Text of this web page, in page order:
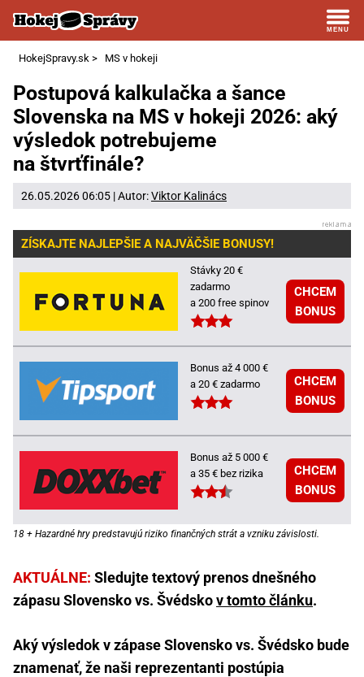
HokejSpravy.sk > MS v hokeji
Postupová kalkulačka a šance
Slovenska na MS v hokeji 2026: aký
výsledok potrebujeme
na štvrťfinále?
26.05.2026 06:05 | Autor:Viktor Kalinács
ZÍSKAJTE NAJLEPŠIE A NAJVÄČŠIE BONUSY!
Stávky 20 €
zadarmo
a 200 free spinov
CHCEM
BONUS
Bonus až 4 000 €
a 20 € zadarmo
CHCEM
BONUS
Bonus až 5 000 €
a 35 € bez rizika
CHCEM
BONUS
18 + Hazardné hry predstavujú riziko finančných strát a vzniku závislosti.
AKTUÁLNE: Sledujte textový prenos dnešného
zápasu Slovensko vs. Švédskov tomto článku.
Aký výsledok v zápase Slovensko vs. Švédsko bude
znamenať, že naši reprezentanti postúpia